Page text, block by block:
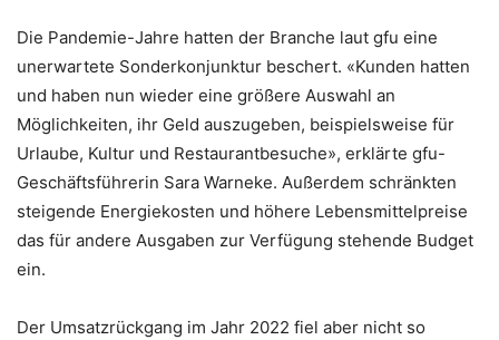
Die Pandemie-Jahre hatten der Branche laut gfu eine
unerwartete Sonderkonjunktur beschert. «Kunden hatten
und haben nun wieder eine größere Auswahl an
Möglichkeiten, ihr Geld auszugeben, beispielsweise für
Urlaube, Kultur und Restaurantbesuche», erklärte gfu-
Geschäftsführerin Sara Warneke. Außerdem schränkten
steigende Energiekosten und höhere Lebensmittelpreise
das für andere Ausgaben zur Verfügung stehende Budget
ein.
Der Umsatzrückgang im Jahr 2022 fiel aber nicht so